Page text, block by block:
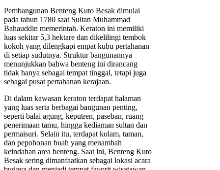
Pembangunan Benteng Kuto Besak dimulai
pada tahun 1780 saat Sultan Muhammad
Bahauddin memerintah. Keraton ini memiliki
luas sekitar 5,3 hektare dan dikelilingi tembok
kokoh yang dilengkapi empat kubu pertahanan
di setiap sudutnya. Struktur bangunannya
menunjukkan bahwa benteng ini dirancang
tidak hanya sebagai tempat tinggal, tetapi juga
sebagai pusat pertahanan kerajaan.
Di dalam kawasan keraton terdapat halaman
yang luas serta berbagai bangunan penting,
seperti balai agung, keputren, paseban, ruang
penerimaan tamu, hingga kediaman sultan dan
permaisuri. Selain itu, terdapat kolam, taman,
dan pepohonan buah yang menambah
keindahan area benteng. Saat ini, Benteng Kuto
Besak sering dimanfaatkan sebagai lokasi acara